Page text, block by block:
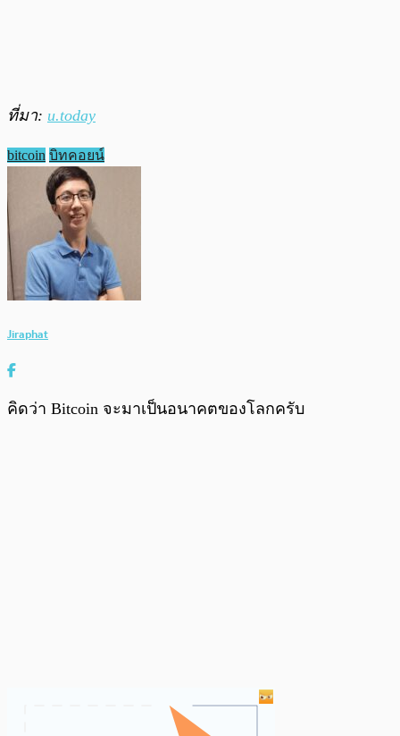
ที่มา: u.today
bitcoin บิทคอยน์
Jiraphat
คิดว่า Bitcoin จะมาเป็นอนาคตของโลกครับ